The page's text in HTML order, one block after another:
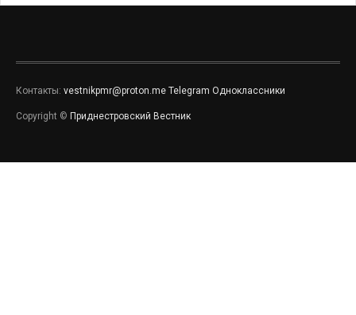
Контакты: vestnikpmr@proton.me Telegram Одноклассники
Copyright © Приднестровский Вестник